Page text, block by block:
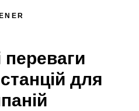
переваги
для